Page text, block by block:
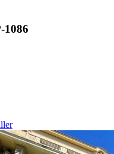
1086